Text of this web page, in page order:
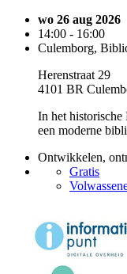
wo 26 aug 2026
14:00 - 16:00
Culemborg,
Herenstraat 29
4101 BR
In het historische
een moderne
Ontwikkelen,
Gratis